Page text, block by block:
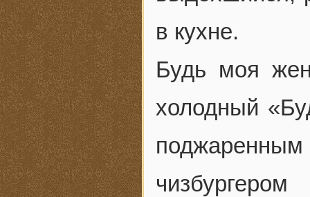
в кухне.
Будь моя
холодный